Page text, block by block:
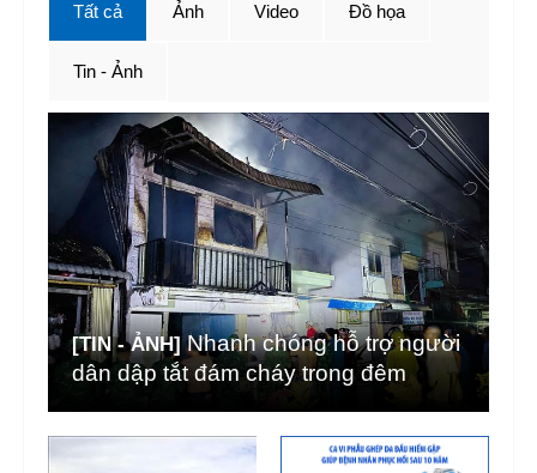
Tất cả
[TIN - ẢNH] Nhanh chóng hỗ trợ người
dân dập tắt đám cháy trong đêm
Ảnh Video Đồ họa
Tin - Ảnh